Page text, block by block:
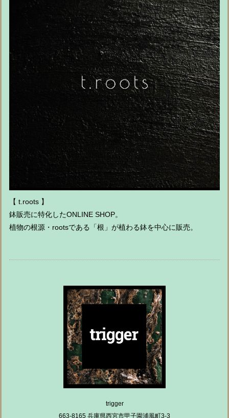
【 t.roots 】
鉢販売に特化したONLINE SHOP。
植物の根源・rootsである「根」が植わる鉢を中心に販売。
trigger
663-8165 兵庫県西宮市甲子園浦風町3-3